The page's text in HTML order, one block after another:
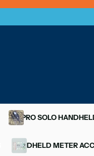
YSI PRO SOLO
HANDHELD METER